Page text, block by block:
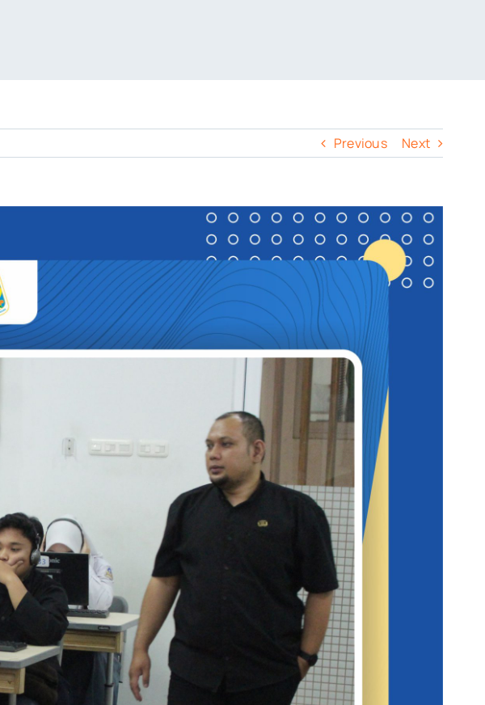
Previous Next